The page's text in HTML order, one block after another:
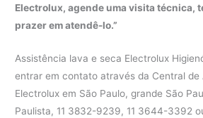
Electrolux, agende uma visita técnica,
prazer em atendê-lo.”
Assistência lava e seca Electrolux
entrar em contato através da Central de
Electrolux em São Paulo, grande São
Paulista, 11 3832-9239, 11 3644-3392